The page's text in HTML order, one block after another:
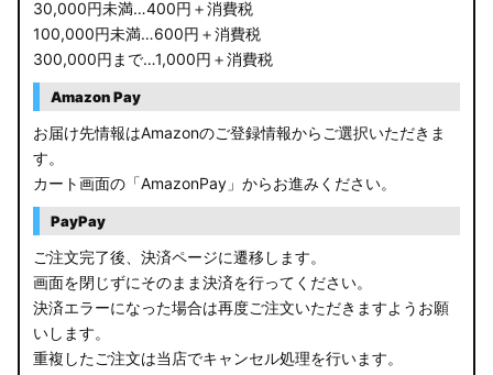
30,000円未満…400円＋消費税
100,000円未満…600円＋消費税
300,000円まで…1,000円＋消費税
Amazon Pay
お届け先情報はAmazonのご登録情報からご選択いただきま
す。
カート画面の「AmazonPay」からお進みください。
PayPay
ご注文完了後、決済ページに遷移します。
画面を閉じずにそのまま決済を行ってください。
決済エラーになった場合は再度ご注文いただきますようお願
いします。
重複したご注文は当店でキャンセル処理を行います。